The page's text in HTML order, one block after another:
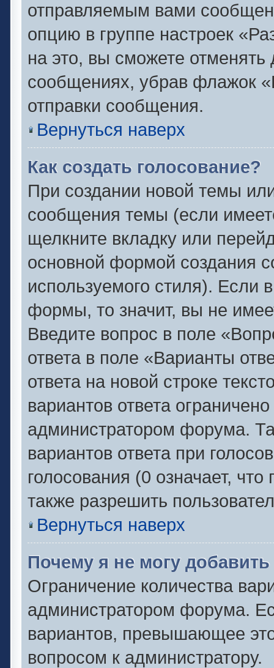
отправляемым вами
опцию в группе настроек
на это, вы сможете
сообщениях, убрав флажок
отправки сообщения.
Вернуться наверх
Как создать голосование?
При создании новой темы
сообщения темы (если
щелкните вкладку или
основной формой создания
используемого стиля). Если
формы, то значит, вы не
Введите вопрос в поле
ответа в поле «Варианты
ответа на новой строке
вариантов ответа
администратором форума.
вариантов ответа при
голосования (0 означает,
также разрешить
Вернуться наверх
Почему я не могу
Ограничение количества
администратором форума.
вариантов, превышающее
вопросом к администратору.